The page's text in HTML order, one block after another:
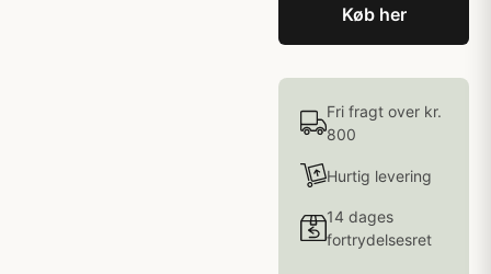
Køb her
Fri fragt over kr.
800
Hurtig levering
14 dages
fortrydelsesret